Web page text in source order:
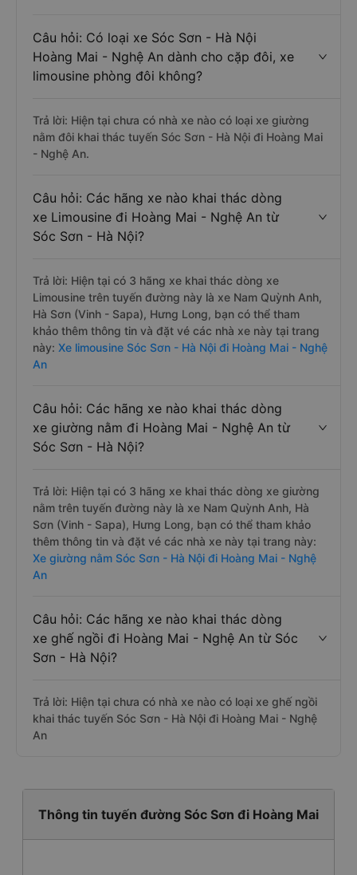
Câu hỏi: Có loại xe Sóc Sơn - Hà Nội
Hoàng Mai - Nghệ An dành cho cặp đôi, xe
limousine phòng đôi không?
Trả lời: Hiện tại chưa có nhà xe nào có loại xe giường
nằm đôi khai thác tuyến Sóc Sơn - Hà Nội đi Hoàng Mai
- Nghệ An.
Câu hỏi: Các hãng xe nào khai thác dòng
xe Limousine đi Hoàng Mai - Nghệ An từ
Sóc Sơn - Hà Nội?
Trả lời: Hiện tại có 3 hãng xe khai thác dòng xe
Limousine trên tuyến đường này là xe Nam Quỳnh Anh,
Hà Sơn (Vinh - Sapa), Hưng Long, bạn có thể tham
khảo thêm thông tin và đặt vé các nhà xe này tại trang
này: Xe limousine Sóc Sơn - Hà Nội đi Hoàng Mai - Nghệ
An
Câu hỏi: Các hãng xe nào khai thác dòng
xe giường nằm đi Hoàng Mai - Nghệ An từ
Sóc Sơn - Hà Nội?
Trả lời: Hiện tại có 3 hãng xe khai thác dòng xe giường
nằm trên tuyến đường này là xe Nam Quỳnh Anh, Hà
Sơn (Vinh - Sapa), Hưng Long, bạn có thể tham khảo
thêm thông tin và đặt vé các nhà xe này tại trang này:
Xe giường nằm Sóc Sơn - Hà Nội đi Hoàng Mai - Nghệ
An
Câu hỏi: Các hãng xe nào khai thác dòng
xe ghế ngồi đi Hoàng Mai - Nghệ An từ Sóc
Sơn - Hà Nội?
Trả lời: Hiện tại chưa có nhà xe nào có loại xe ghế ngồi
khai thác tuyến Sóc Sơn - Hà Nội đi Hoàng Mai - Nghệ
An
Thông tin tuyến đường Sóc Sơn đi Hoàng Mai